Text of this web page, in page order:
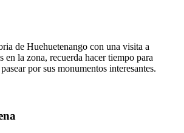
de Huehuetenango con una visita a
en la zona, recuerda hacer tiempo para
por sus monumentos interesantes.